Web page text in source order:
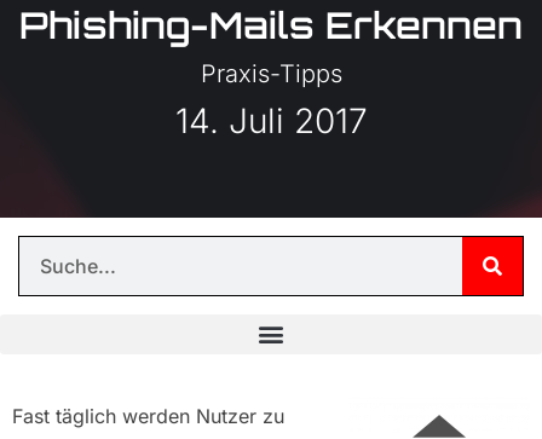
Phishing-Mails Erkennen
Praxis-Tipps
14. Juli 2017
Fast täglich werden Nutzer zu